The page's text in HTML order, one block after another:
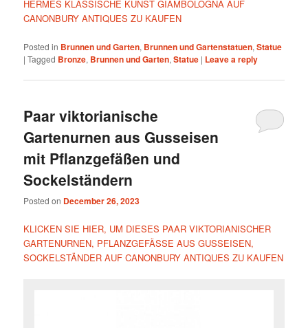
HERMES KLASSISCHE KUNST GIAMBOLOGNA AUF
CANONBURY ANTIQUES ZU KAUFEN
Posted in Brunnen und Garten, Brunnen und Gartenstatuen,Statue
|Tagged Bronze, Brunnen und Garten,Statue | Leave a reply
Paar viktorianische
Gartenurnen aus Gusseisen
mit Pflanzgefäßen und
Sockelständern
Posted on December 26, 2023
KLICKEN SIE HIER, UM DIESES PAAR VIKTORIANISCHER
GARTENURNEN, PFLANZGEFÄSSE AUS GUSSEISEN,
SOCKELSTÄNDER AUF CANONBURY ANTIQUES ZU KAUFEN